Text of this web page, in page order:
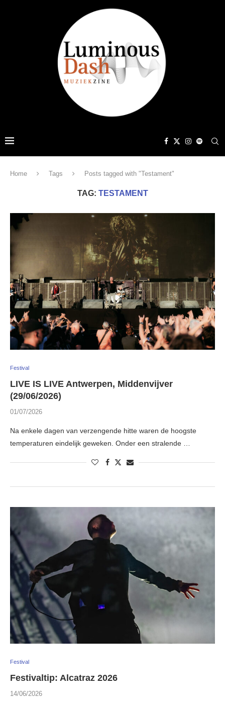
Home Tags Posts tagged with "Testament"
TAG: TESTAMENT
Festival
LIVE IS LIVE Antwerpen, Middenvijver
(29/06/2026)
01/07/2026
Na enkele dagen van verzengende hitte waren de hoogste
temperaturen eindelijk geweken. Onder een stralende …
Festival
Festivaltip: Alcatraz 2026
14/06/2026